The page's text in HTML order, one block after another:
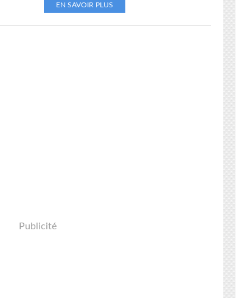
EN SAVOIR PLUS
Publicité